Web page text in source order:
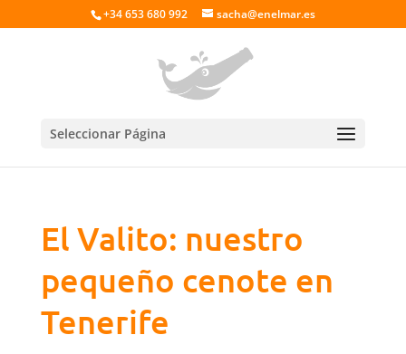
+34 653 680 992 sacha@enelmar.es
Seleccionar Página
El Valito: nuestro
pequeño cenote en
Tenerife